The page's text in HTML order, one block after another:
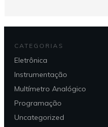
CATEGORIAS
Eletrônica
Instrumentação
Multímetro Analógico
Programação
Uncategorized